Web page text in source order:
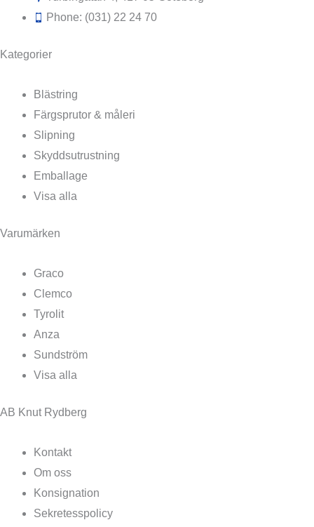
Phone: (031) 22 24 70
Kategorier
Blästring
Färgsprutor & måleri
Slipning
Skyddsutrustning
Emballage
Visa alla
Varumärken
Graco
Clemco
Tyrolit
Anza
Sundström
Visa alla
AB Knut Rydberg
Kontakt
Om oss
Konsignation
Sekretesspolicy